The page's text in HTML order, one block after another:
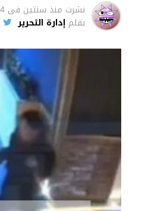
نشرت منذ سنتين فى
بقلم إدارة التحرير